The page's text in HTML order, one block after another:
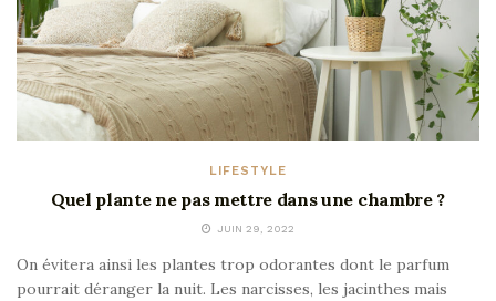
LIFESTYLE
Quel plante ne pas mettre dans une chambre ?
JUIN 29, 2022
On évitera ainsi les plantes trop odorantes dont le parfum
pourrait déranger la nuit. Les narcisses, les jacinthes mais